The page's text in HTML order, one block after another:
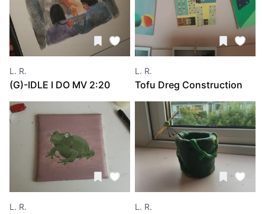
L. R.
(G)-IDLE I DO MV 2:20
L. R.
L. R.
Tofu Dreg Construction
Will Come Down Like
Dominos
L. R.